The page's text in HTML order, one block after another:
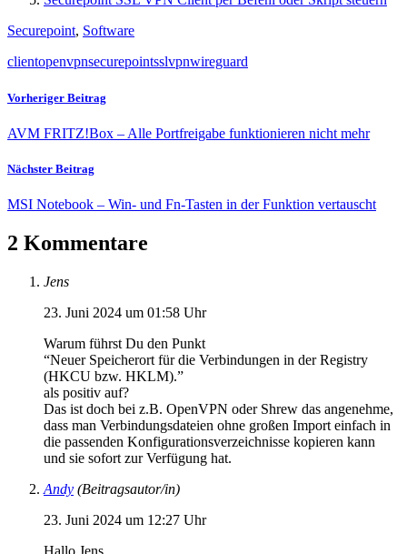
Securepoint, Software
clientopenvpnsecurepointsslvpnwireguard
Vorheriger Beitrag
AVM FRITZ!Box – Alle Portfreigabe funktionieren nicht mehr
Nächster Beitrag
MSI Notebook – Win- und Fn-Tasten in der Funktion vertauscht
2 Kommentare
Jens
23. Juni 2024 um 01:58 Uhr
Warum führst Du den Punkt
“Neuer Speicherort für die Verbindungen in der Registry
(HKCU bzw. HKLM).”
als positiv auf?
Das ist doch bei z.B. OpenVPN oder Shrew das angenehme,
dass man Verbindungsdateien ohne großen Import einfach in
die passenden Konfigurationsverzeichnisse kopieren kann
und sie sofort zur Verfügung hat.
Andy (Beitragsautor/in)
23. Juni 2024 um 12:27 Uhr
Hallo Jens,